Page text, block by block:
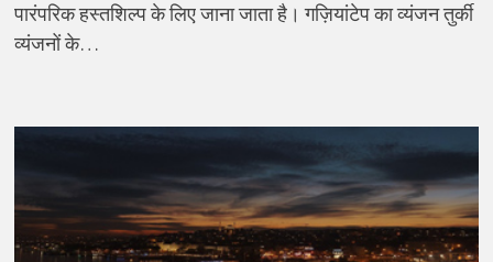
पारंपरिक हस्तशिल्प के लिए जाना जाता है। गज़ियांटेप का व्यंजन तुर्की
व्यंजनों के…